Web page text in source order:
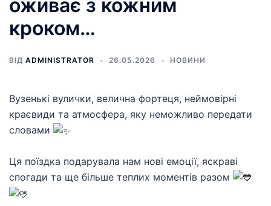
оживає з кожним
кроком…
ВІД ADMINISTRATOR 26.05.2026 НОВИНИ
Вузенькі вулички, велична фортеця, неймовірні
краєвиди та атмосфера, яку неможливо передати
словами
Ця поїздка подарувала нам нові емоції, яскраві
спогади та ще більше теплих моментів разом